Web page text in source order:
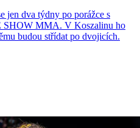
jen dva týdny po porážce s
SHOW MMA. V Koszalinu ho
budou střídat po dvojicích.